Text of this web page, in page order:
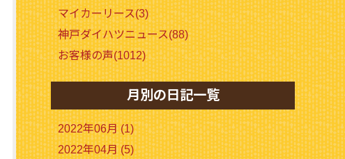
マイカーリース(3)
神戸ダイハツニュース(88)
お客様の声(1012)
月別の日記一覧
2022年06月 (1)
2022年04月 (5)